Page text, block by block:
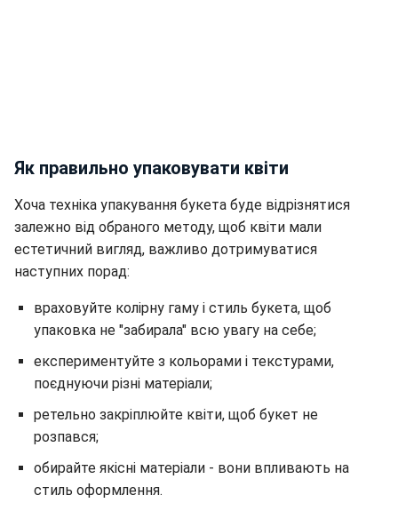
Як правильно упаковувати квіти
Хоча техніка упакування букета буде відрізнятися
залежно від обраного методу, щоб квіти мали
естетичний вигляд, важливо дотримуватися
наступних порад:
враховуйте колірну гаму і стиль букета, щоб
упаковка не "забирала" всю увагу на себе;
експериментуйте з кольорами і текстурами,
поєднуючи різні матеріали;
ретельно закріплюйте квіти, щоб букет не
розпався;
обирайте якісні матеріали - вони впливають на
стиль оформлення.